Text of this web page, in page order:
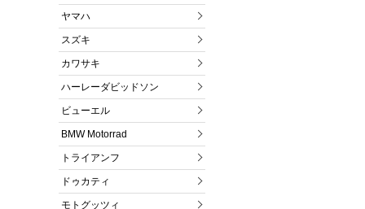
ヤマハ
スズキ
カワサキ
ハーレーダビッドソン
ビューエル
BMW Motorrad
トライアンフ
ドゥカティ
モトグッツィ